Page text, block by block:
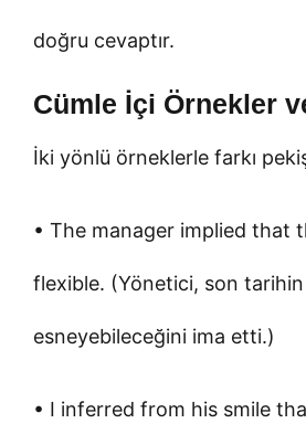
doğru cevaptır.
Cümle İçi Örnekler
İki yönlü örneklerle farkı
• The manager implied that
flexible. (Yönetici, son tarihin
esneyebileceğini ima etti.)
• I inferred from his smile